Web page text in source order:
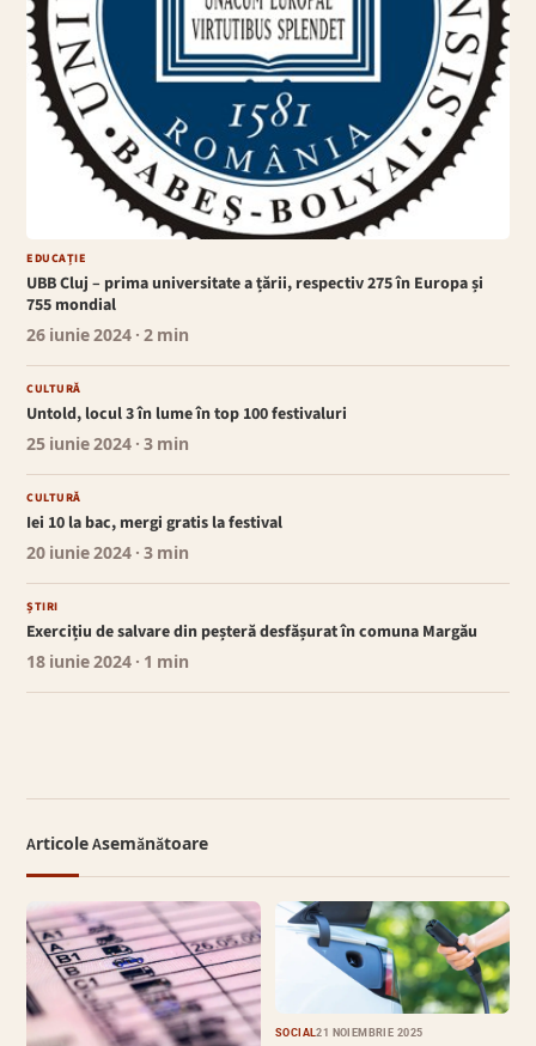
EDUCAȚIE
UBB Cluj – prima universitate a țării, respectiv 275 în Europa și
755 mondial
26 iunie 2024 · 2 min
CULTURĂ
Untold, locul 3 în lume în top 100 festivaluri
25 iunie 2024 · 3 min
CULTURĂ
Iei 10 la bac, mergi gratis la festival
20 iunie 2024 · 3 min
ȘTIRI
Exercițiu de salvare din peșteră desfășurat în comuna Margău
18 iunie 2024 · 1 min
Articole Asemănătoare
SOCIAL21 NOIEMBRIE 2025